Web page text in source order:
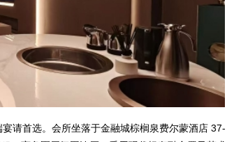
请首选。会所坐落于金融城棕榈泉费尔蒙酒店 37-